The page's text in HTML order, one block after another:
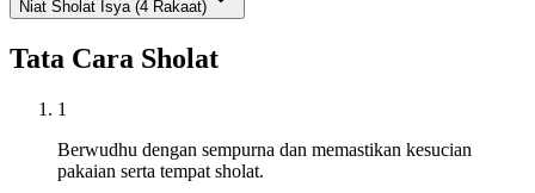
Niat Sholat Isya (4 Rakaat)
Tata Cara Sholat
1
Berwudhu dengan sempurna dan memastikan kesucian
pakaian serta tempat sholat.